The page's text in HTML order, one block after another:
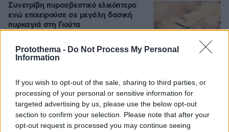
Protothema - Do Not Process My Personal
Information
If you wish to opt-out of the sale, sharing to third parties, or
processing of your personal or sensitive information for
targeted advertising by us, please use the below opt-out
section to confirm your selection. Please note that after your
opt-out request is processed you may continue seeing
Συνετρίβη πυροσβεστικό ελικόπτερο
ενώ επιχειρούσε σε μεγάλη δασική
πυρκαγιά στη Γιούτα
Βίντεο: Μεθυσμένη σκότωσε νύφη
λίγες ώρες μετά τον γάμο της και στο
τμήμα ζητούσε κλαίγοντας τον πατέρα
της